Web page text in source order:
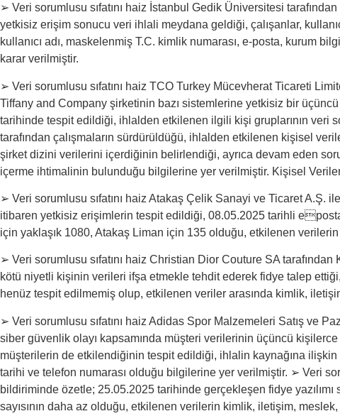
➢ Veri sorumlusu sıfatını haiz İstanbul Gedik Üniversitesi
yetkisiz erişim sonucu veri ihlali meydana geldiği, çalışanlar,
kullanıcı adı, maskelenmiş T.C. kimlik numarası, e-posta, kurum
karar verilmiştir.
➢ Veri sorumlusu sıfatını haiz TCO Turkey Mücevherat Ticareti
Tiffany and Company şirketinin bazı sistemlerine yetkisiz bir
tarihinde tespit edildiği, ihlalden etkilenen ilgili kişi gruplarının veri
tarafından çalışmaların sürdürüldüğü, ihlalden etkilenen kişisel
şirket dizini verilerini içerdiğinin belirlendiği, ayrıca devam eden
içerme ihtimalinin bulunduğu bilgilerine yer verilmiştir. Kişisel
➢ Veri sorumlusu sıfatını haiz Atakaş Çelik Sanayi ve Ticaret
itibaren yetkisiz erişimlerin tespit edildiği, 08.05.2025 tarihli
için yaklaşık 1080, Atakaş Liman için 135 olduğu, etkilenen
➢ Veri sorumlusu sıfatını haiz Christian Dior Couture SA
kötü niyetli kişinin verileri ifşa etmekle tehdit ederek fidye talep
henüz tespit edilmemiş olup, etkilenen veriler arasında kimlik,
➢ Veri sorumlusu sıfatını haiz Adidas Spor Malzemeleri Satış ve
siber güvenlik olayı kapsamında müşteri verilerinin üçüncü
müşterilerin de etkilendiğinin tespit edildiği, ihlalin kaynağına
tarihi ve telefon numarası olduğu bilgilerine yer verilmiştir. ➢ Veri
bildiriminde özetle; 25.05.2025 tarihinde gerçekleşen fidye
sayısının daha az olduğu, etkilenen verilerin kimlik, iletişim,